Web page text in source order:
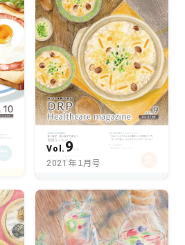
Vol. 9
2021年１月号